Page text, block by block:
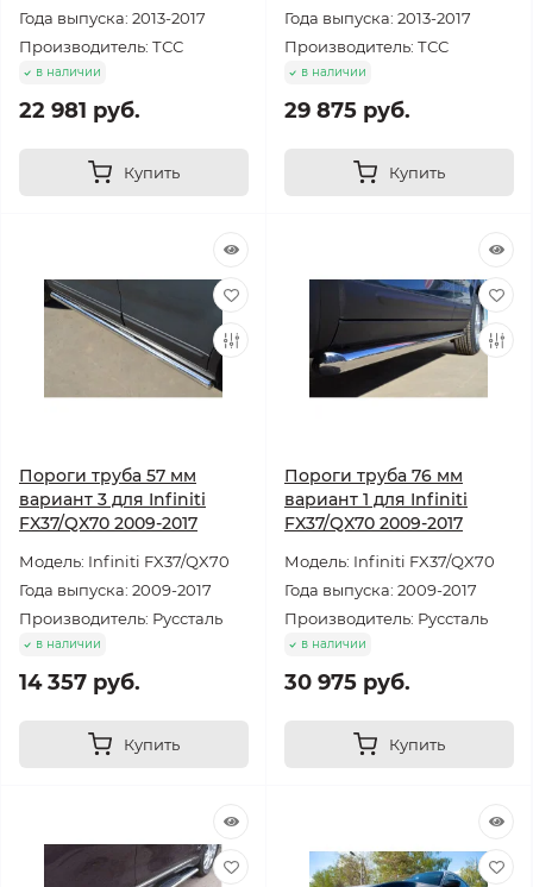
Года выпуска: 2013-2017
Производитель: ТСС
в наличии
22 981 руб.
Купить
Года выпуска: 2013-2017
Производитель: ТСС
в наличии
29 875 руб.
Купить
Пороги труба 57 мм
вариант 3 для Infiniti
FX37/QX70 2009-2017
Модель: Infiniti FX37/QX70
Года выпуска: 2009-2017
Производитель: Руссталь
в наличии
14 357 руб.
Купить
Пороги труба 76 мм
вариант 1 для Infiniti
FX37/QX70 2009-2017
Модель: Infiniti FX37/QX70
Года выпуска: 2009-2017
Производитель: Руссталь
в наличии
30 975 руб.
Купить